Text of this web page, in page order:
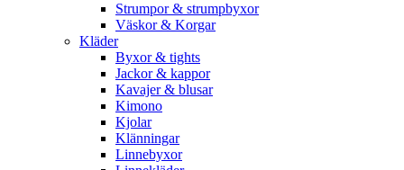
Strumpor & strumpbyxor
Väskor & Korgar
Kläder
Byxor & tights
Jackor & kappor
Kavajer & blusar
Kimono
Kjolar
Klänningar
Linnebyxor